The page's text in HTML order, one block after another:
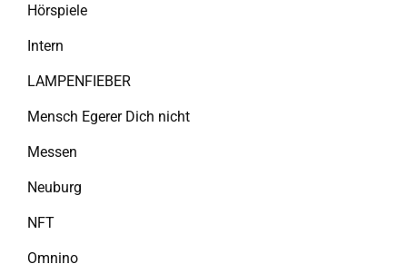
Hörspiele
Intern
LAMPENFIEBER
Mensch Egerer Dich nicht
Messen
Neuburg
NFT
Omnino